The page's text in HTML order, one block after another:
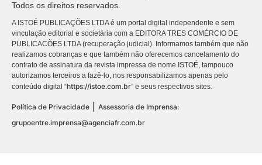
Todos os direitos reservados.
A ISTOÉ PUBLICAÇÕES LTDA é um portal digital independente e sem
vinculação editorial e societária com a EDITORA TRES COMÉRCIO DE
PUBLICACÕES LTDA (recuperação judicial). Informamos também que não
realizamos cobranças e que também não oferecemos cancelamento do
contrato de assinatura da revista impressa de nome ISTOÉ, tampouco
autorizamos terceiros a fazê-lo, nos responsabilizamos apenas pelo
conteúdo digital “https://istoe.com.br” e seus respectivos sites.
Política de Privacidade
Assessoria de Imprensa:
grupoentre.imprensa@agenciafr.com.br